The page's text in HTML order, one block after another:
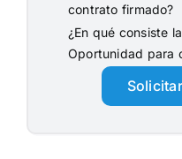
contrato firmado?
¿En qué consiste
Oportunidad para